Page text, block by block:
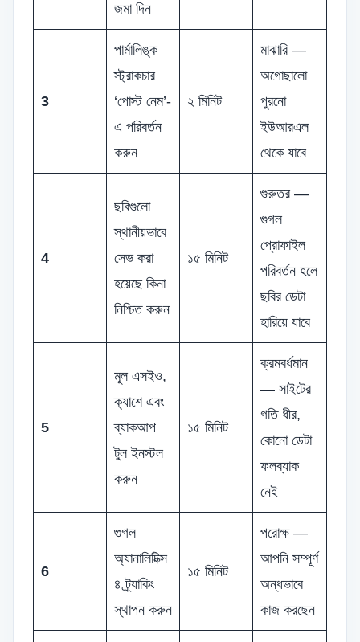
জমা দিন
3
পার্মালিঙ্ক
স্ট্রাকচার
‘পোস্ট নেম’-
এ পরিবর্তন
করুন
২ মিনিট
মাঝারি —
অগোছালো
পুরনো
ইউআরএল
থেকে যাবে
4
ছবিগুলো
স্থানীয়ভাবে
সেভ করা
হয়েছে কিনা
নিশ্চিত করুন
১৫ মিনিট
গুরুতর —
গুগল
প্রোফাইল
পরিবর্তন হলে
ছবির ডেটা
হারিয়ে যাবে
5
মূল এসইও,
ক্যাশে এবং
ব্যাকআপ
টুল ইনস্টল
করুন
১৫ মিনিট
ক্রমবর্ধমান
— সাইটের
গতি ধীর,
কোনো ডেটা
ফলব্যাক
নেই
6
গুগল
অ্যানালিটিক্স
৪ ট্র্যাকিং
স্থাপন করুন
১৫ মিনিট
পরোক্ষ —
আপনি সম্পূর্ণ
অন্ধভাবে
কাজ করছেন